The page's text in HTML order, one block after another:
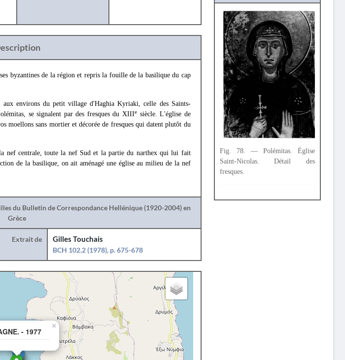
byzantines de la région et repris la fouille de la basilique du cap
environs du petit village d'Haghia Kyriaki, celle des Saints-
se signalent par des fresques du XIIIe siècle. L'église de
moellons sans mortier et décorée de fresques qui datent plutôt du
nef centrale, toute la nef Sud et la partie du narthex qui lui fait
de la basilique, on ait aménagé une église au milieu de la nef
du Bulletin de Correspondance Hellénique (1920-2004) en
Grèce
Extrait de
Gilles Touchais
BCH 102.2 (1978), p. 675-678
- 1977
×
Fig. 78. — Polémitas. Église
Saint-Nicolas. Détail des
fresques.